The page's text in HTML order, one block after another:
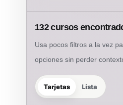
132 cursos
Usa pocos filtros a la vez
opciones sin perder
Tarjetas Lista